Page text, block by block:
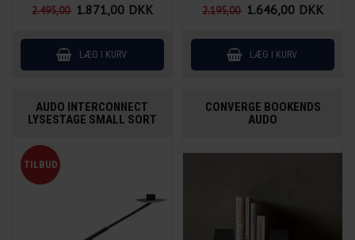
2.495,00 1.871,00 DKK 2.195,00 1.646,00 DKK
AUDO INTERCONNECT
LYSESTAGE SMALL SORT
CONVERGE BOOKENDS
AUDO